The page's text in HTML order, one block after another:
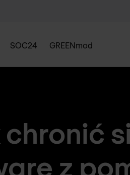
SOC24 GREENmod
z